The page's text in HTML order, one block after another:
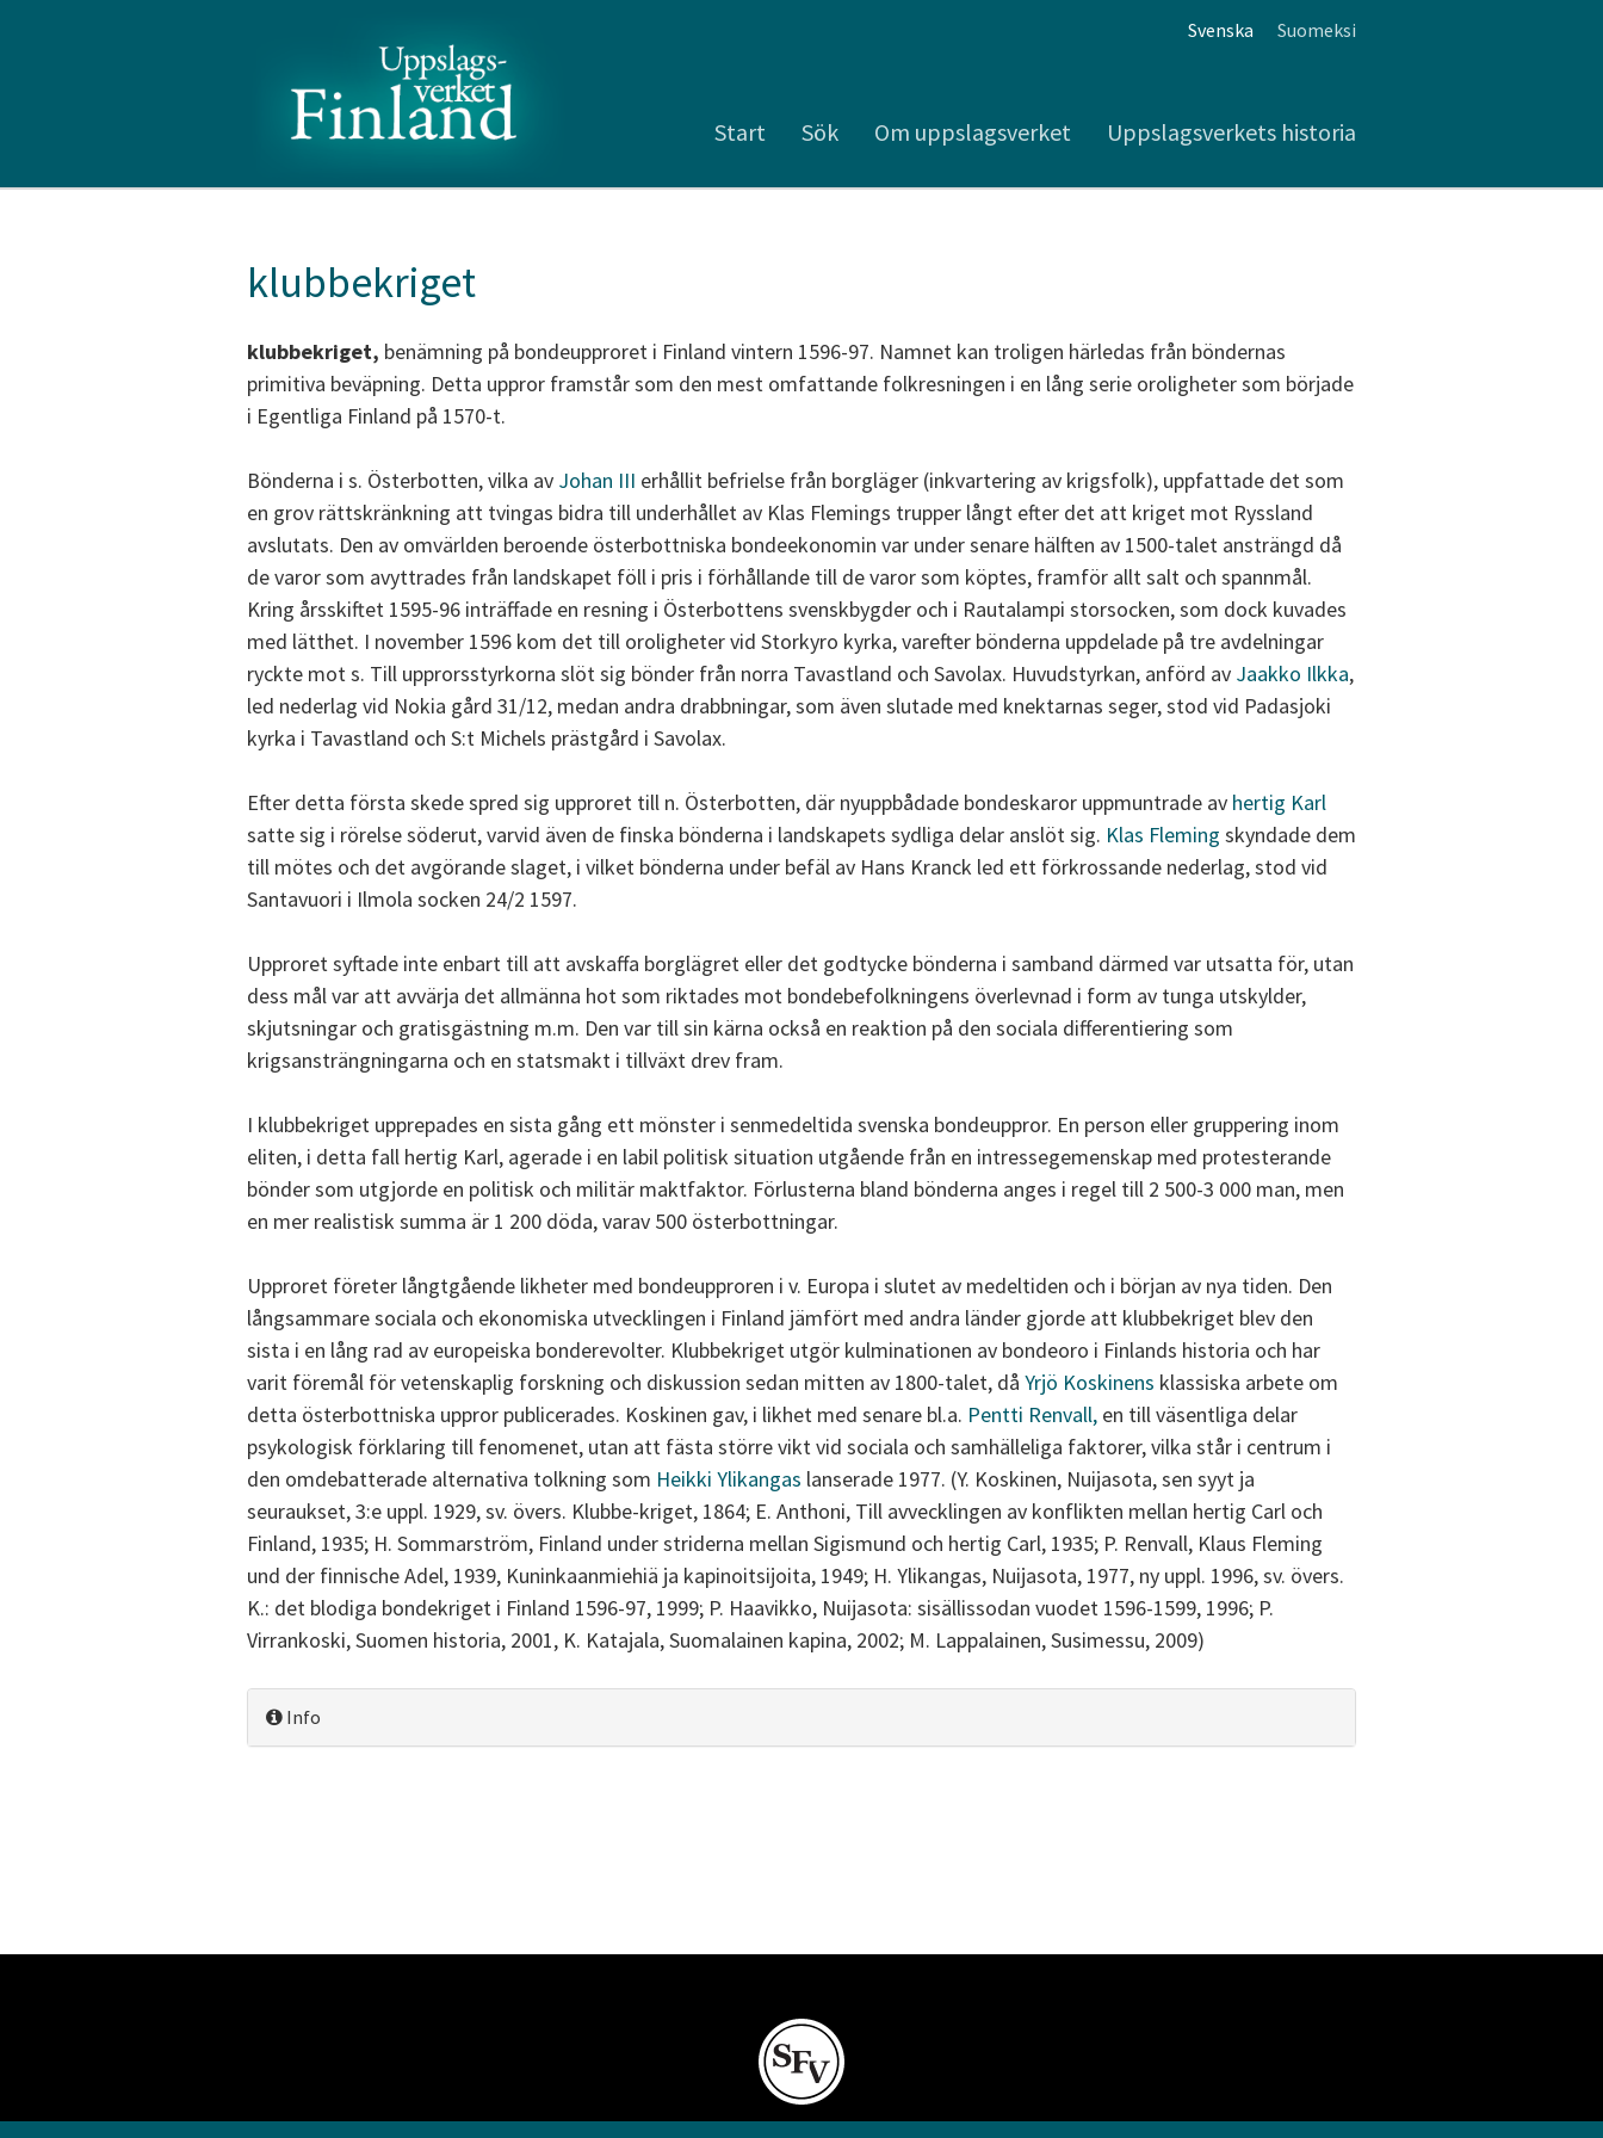
Svenska Suomeksi
Start Sök Om uppslagsverket Uppslagsverkets historia
klubbekriget
klubbekriget, benämning på bondeupproret i Finland vintern 1596-97. Namnet kan troligen härledas från böndernas
primitiva beväpning. Detta uppror framstår som den mest omfattande folkresningen i en lång serie oroligheter som började
i Egentliga Finland på 1570-t.
Bönderna i s. Österbotten, vilka av Johan III erhållit befrielse från borgläger (inkvartering av krigsfolk), uppfattade det som
en grov rättskränkning att tvingas bidra till underhållet av Klas Flemings trupper långt efter det att kriget mot Ryssland
avslutats. Den av omvärlden beroende österbottniska bondeekonomin var under senare hälften av 1500-talet ansträngd då
de varor som avyttrades från landskapet föll i pris i förhållande till de varor som köptes, framför allt salt och spannmål.
Kring årsskiftet 1595-96 inträffade en resning i Österbottens svenskbygder och i Rautalampi storsocken, som dock kuvades
med lätthet. I november 1596 kom det till oroligheter vid Storkyro kyrka, varefter bönderna uppdelade på tre avdelningar
ryckte mot s. Till upprorsstyrkorna slöt sig bönder från norra Tavastland och Savolax. Huvudstyrkan, anförd av Jaakko Ilkka,
led nederlag vid Nokia gård 31/12, medan andra drabbningar, som även slutade med knektarnas seger, stod vid Padasjoki
kyrka i Tavastland och S:t Michels prästgård i Savolax.
Efter detta första skede spred sig upproret till n. Österbotten, där nyuppbådade bondeskaror uppmuntrade av hertig Karl
satte sig i rörelse söderut, varvid även de finska bönderna i landskapets sydliga delar anslöt sig. Klas Fleming skyndade dem
till mötes och det avgörande slaget, i vilket bönderna under befäl av Hans Kranck led ett förkrossande nederlag, stod vid
Santavuori i Ilmola socken 24/2 1597.
Upproret syftade inte enbart till att avskaffa borglägret eller det godtycke bönderna i samband därmed var utsatta för, utan
dess mål var att avvärja det allmänna hot som riktades mot bondebefolkningens överlevnad i form av tunga utskylder,
skjutsningar och gratisgästning m.m. Den var till sin kärna också en reaktion på den sociala differentiering som
krigsansträngningarna och en statsmakt i tillväxt drev fram.
I klubbekriget upprepades en sista gång ett mönster i senmedeltida svenska bondeuppror. En person eller gruppering inom
eliten, i detta fall hertig Karl, agerade i en labil politisk situation utgående från en intressegemenskap med protesterande
bönder som utgjorde en politisk och militär maktfaktor. Förlusterna bland bönderna anges i regel till 2 500-3 000 man, men
en mer realistisk summa är 1 200 döda, varav 500 österbottningar.
Upproret företer långtgående likheter med bondeupproren i v. Europa i slutet av medeltiden och i början av nya tiden. Den
långsammare sociala och ekonomiska utvecklingen i Finland jämfört med andra länder gjorde att klubbekriget blev den
sista i en lång rad av europeiska bonderevolter. Klubbekriget utgör kulminationen av bondeoro i Finlands historia och har
varit föremål för vetenskaplig forskning och diskussion sedan mitten av 1800-talet, då Yrjö Koskinens klassiska arbete om
detta österbottniska uppror publicerades. Koskinen gav, i likhet med senare bl.a. Pentti Renvall, en till väsentliga delar
psykologisk förklaring till fenomenet, utan att fästa större vikt vid sociala och samhälleliga faktorer, vilka står i centrum i
den omdebatterade alternativa tolkning som Heikki Ylikangas lanserade 1977. (Y. Koskinen, Nuijasota, sen syyt ja
seuraukset, 3:e uppl. 1929, sv. övers. Klubbe-kriget, 1864; E. Anthoni, Till avvecklingen av konflikten mellan hertig Carl och
Finland, 1935; H. Sommarström, Finland under striderna mellan Sigismund och hertig Carl, 1935; P. Renvall, Klaus Fleming
und der finnische Adel, 1939, Kuninkaanmiehiä ja kapinoitsijoita, 1949; H. Ylikangas, Nuijasota, 1977, ny uppl. 1996, sv. övers.
K.: det blodiga bondekriget i Finland 1596-97, 1999; P. Haavikko, Nuijasota: sisällissodan vuodet 1596-1599, 1996; P.
Virrankoski, Suomen historia, 2001, K. Katajala, Suomalainen kapina, 2002; M. Lappalainen, Susimessu, 2009)
Info